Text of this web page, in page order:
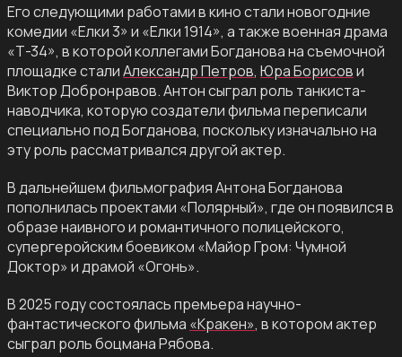
Его следующими работами в кино стали новогодние
комедии «Елки 3» и «Елки 1914», а также военная драма
«Т-34», в которой коллегами Богданова на съемочной
площадке сталиАлександр Петров, Юра Борисови
Виктор Добронравов. Антон сыграл роль танкиста-
наводчика, которую создатели фильма переписали
специально под Богданова, поскольку изначально на
эту роль рассматривался другой актер.
В дальнейшем фильмография Антона Богданова
пополнилась проектами «Полярный», где он появился в
образе наивного и романтичного полицейского,
супергеройским боевиком «Майор Гром: Чумной
Доктор» и драмой «Огонь».
В 2025 году состоялась премьера научно-
фантастического фильма «Кракен», в котором актер
сыграл роль боцмана Рябова.